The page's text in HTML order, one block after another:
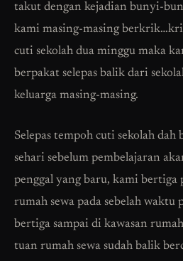
takut dengan kejadian bunyi-
kami masing-masing
cuti sekolah dua minggu maka
berpakat selepas balik dari
keluarga masing-masing.
Selepas tempoh cuti sekolah dah
sehari sebelum pembelajaran
penggal yang baru, kami
rumah sewa pada sebelah waktu
bertiga sampai di kawasan
tuan rumah sewa sudah balik